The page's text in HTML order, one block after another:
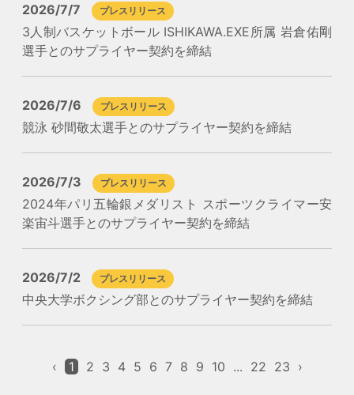
2026/7/7 プレスリリース
3人制バスケットボール ISHIKAWA.EXE所属 岩倉佑剛
選手とのサプライヤー契約を締結
2026/7/6 プレスリリース
競泳 砂間敬太選手とのサプライヤー契約を締結
2026/7/3 プレスリリース
2024年パリ五輪銀メダリスト スポーツクライマー安
楽宙斗選手とのサプライヤー契約を締結
2026/7/2 プレスリリース
中央大学ボクシング部とのサプライヤー契約を締結
‹ 1 2 3 4 5 6 7 8 9 10 ... 22 23 ›